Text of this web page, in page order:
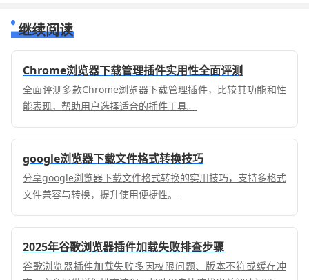
继续阅读
Chrome浏览器下载管理插件实用性全面评测
全面评测多款Chrome浏览器下载管理插件，比较其功能和性
能表现，帮助用户选择适合的插件工具。
google浏览器下载文件格式转换技巧
分享google浏览器下载文件格式转换的实用技巧，支持多格式
文件兼容与转换，提升使用便捷性。
2025年谷歌浏览器插件加载失败排查步骤
谷歌浏览器插件加载失败多因权限问题、版本不符或缓存冲